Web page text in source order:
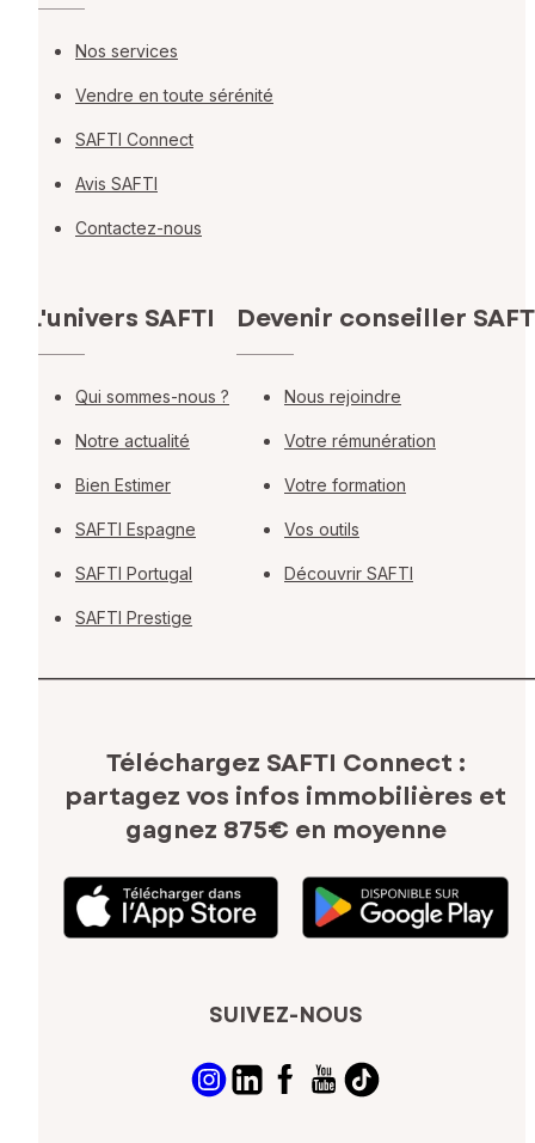
Nos services
Vendre en toute sérénité
SAFTI Connect
Avis SAFTI
Contactez-nous
L'univers SAFTI
Qui sommes-nous ?
Notre actualité
Bien Estimer
SAFTI Espagne
SAFTI Portugal
SAFTI Prestige
Devenir conseiller
Nous rejoindre
Votre rémunération
Votre formation
Vos outils
Découvrir SAFTI
Téléchargez SAFTI Connect :
partagez vos infos immobilières et
gagnez 875€ en moyenne
SUIVEZ-NOUS